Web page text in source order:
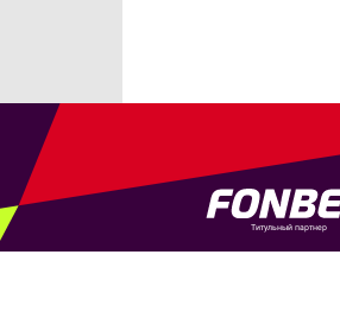
Титульный партнер